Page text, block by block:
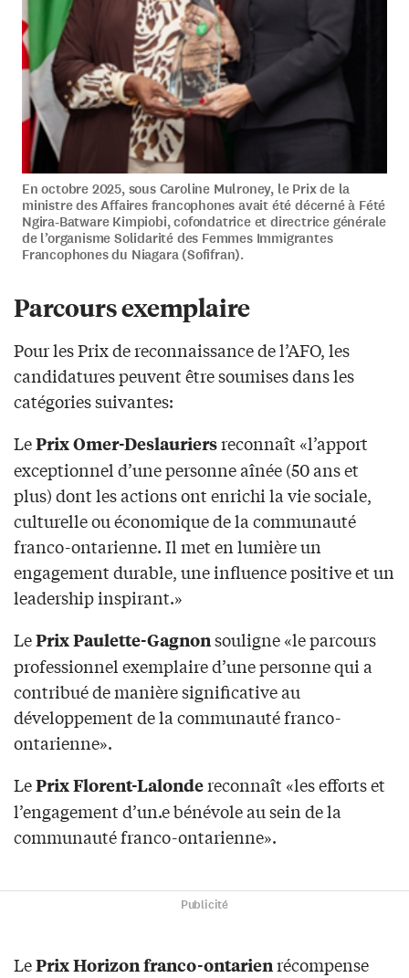
En octobre 2025, sous Caroline Mulroney, le Prix de la
ministre des Affaires francophones avait été décerné à Fété
Ngira-Batware Kimpiobi, cofondatrice et directrice générale
de l’organisme Solidarité des Femmes Immigrantes
Francophones du Niagara (Sofifran).
Parcours exemplaire
Pour les Prix de reconnaissance de l’AFO, les
candidatures peuvent être soumises dans les
catégories suivantes:
LePrix Omer-Deslauriersreconnaît «l’apport
exceptionnel d’une personne aînée (50 ans et
plus) dont les actions ont enrichi la vie sociale,
culturelle ou économique de la communauté
franco-ontarienne. Il met en lumière un
engagement durable, une influence positive et un
leadership inspirant.»
LePrix Paulette-Gagnonsouligne «le parcours
professionnel exemplaire d’une personne qui a
contribué de manière significative au
développement de la communauté franco-
ontarienne».
LePrix Florent-Lalondereconnaît «les efforts et
l’engagement d’un.e bénévole au sein de la
communauté franco-ontarienne».
Publicité
LePrix Horizon franco-ontarienrécompense